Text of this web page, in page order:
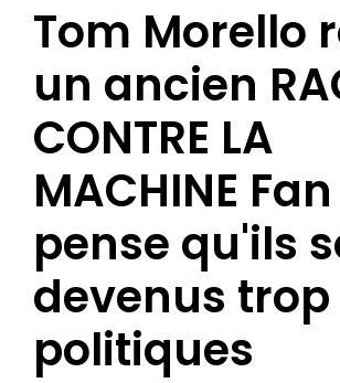
Tom Morello
un ancien
CONTRE LA
MACHINE
pense qu'ils
devenus trop
politiques